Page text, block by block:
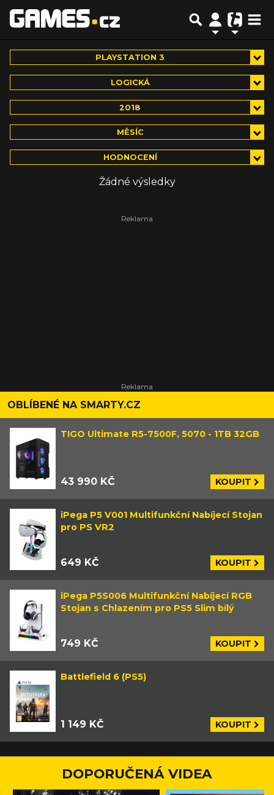
PLAYSTATION 3
LOGICKÁ
2018
MĚSÍC
HODNOCENÍ
Žádné výsledky
OBLÍBENÉ NA SMARTY.CZ
TIGO Ultimate R5-7500F, 5070 - 1TB 32GB
43 990 KČ KOUPIT
iPega P5 V001 Multifunkční Nabíjecí Stojan
pro PS VR2
649 KČ KOUPIT
iPega P5S006 Multifunkční Nabíjecí RGB
Stojan s Chlazením pro PS5 Slim bílý
749 KČ KOUPIT
Battlefield 6 (PS5)
1 149 KČ KOUPIT
DOPORUČENÁ VIDEA